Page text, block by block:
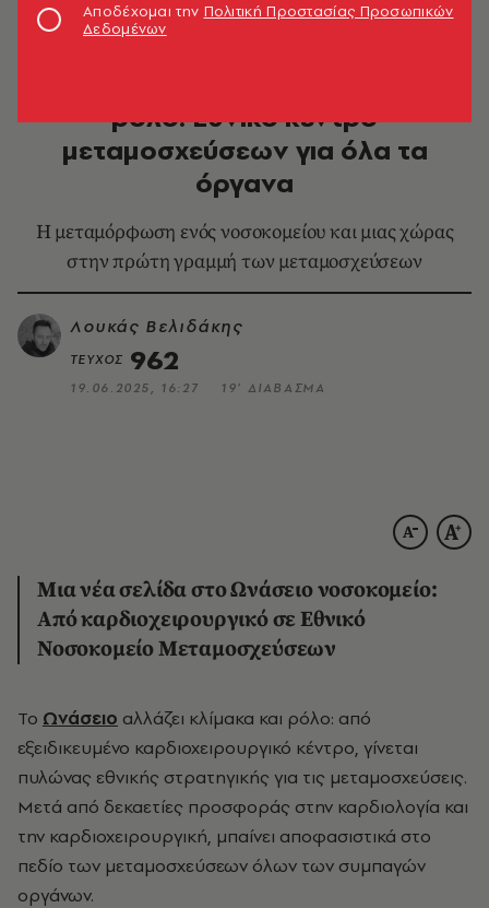
ρόλο: Εθνικό κέντρο
μεταμοσχεύσεων για όλα τα
όργανα
Η μεταμόρφωση ενός νοσοκομείου και μιας χώρας
στην πρώτη γραμμή των μεταμοσχεύσεων
Λουκάς Βελιδάκης
ΤΕΥΧΟΣ 962
19.06.2025, 16:27 19’ ΔΙΑΒΑΣΜΑ
Μια νέα σελίδα στο Ωνάσειο νοσοκομείο:
Από καρδιοχειρουργικό σε Εθνικό
Νοσοκομείο Μεταμοσχεύσεων
Το Ωνάσειο αλλάζει κλίμακα και ρόλο: από
εξειδικευμένο καρδιοχειρουργικό κέντρο, γίνεται
πυλώνας εθνικής στρατηγικής για τις μεταμοσχεύσεις.
Μετά από δεκαετίες προσφοράς στην καρδιολογία και
την καρδιοχειρουργική, μπαίνει αποφασιστικά στο
πεδίο των μεταμοσχεύσεων όλων των συμπαγών
οργάνων.
Αποδέχομαι την Πολιτική Προστασίας Προσωπικών
Δεδομένων